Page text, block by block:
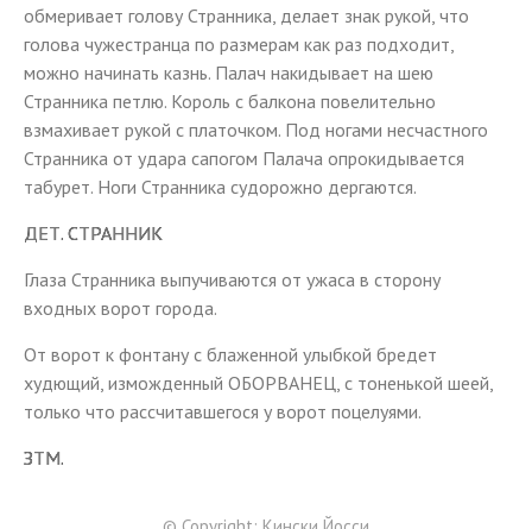
обмеривает голову Странника, делает знак рукой, что
голова чужестранца по размерам как раз подходит,
можно начинать казнь. Палач накидывает на шею
Странника петлю. Король с балкона повелительно
взмахивает рукой с платочком. Под ногами несчастного
Странника от удара сапогом Палача опрокидывается
табурет. Ноги Странника судорожно дергаются.
ДЕТ. СТРАННИК
Глаза Странника выпучиваются от ужаса в сторону
входных ворот города.
От ворот к фонтану с блаженной улыбкой бредет
худющий, изможденный ОБОРВАНЕЦ, с тоненькой шеей,
только что рассчитавшегося у ворот поцелуями.
ЗТМ.